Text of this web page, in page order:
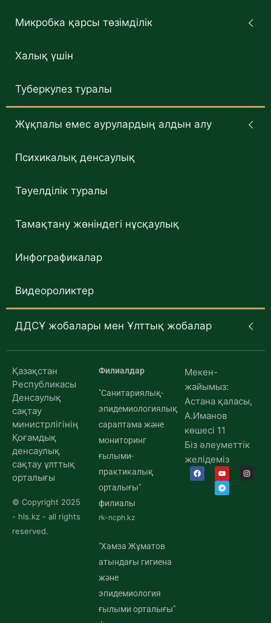
Микробка қарсы төзімділік
Халық үшін
Туберкулез туралы
Жұқпалы емес аурулардың алдын алу
Психикалық денсаулық
Тәуелділік туралы
Тамақтану жөніндегі нұсқаулық
Инфографикалар
Видеороликтер
ДДСҰ жобалары мен Ұлттық жобалар
Қазақстан
Республикасы
Денсаулық
сақтау
министрлігінің
Қоғамдық
денсаулық
сақтау ұлттық
орталығы
© Copyright 2025
- hls.kz - all rights
reserved.
Филиалдар
"Санитариялық-
эпидемиологиялық
сараптама және
мониторинг
ғылыми-
практикалық
орталығы"
филиалы
rk-ncph.kz
"Хамза Жұматов
атындағы гигиена
және
эпидемиология
ғылыми орталығы"
Мекен-
жайымыз:
Астана қаласы,
А.Иманов
көшесі 11
Біз әлеуметтік
желідеміз